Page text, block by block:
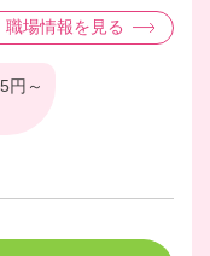
が近いところは入居
便性のあるホームで
介護度が低くおで
が多いです。医療
い体制にかわり、新
職場情報を見る
円～